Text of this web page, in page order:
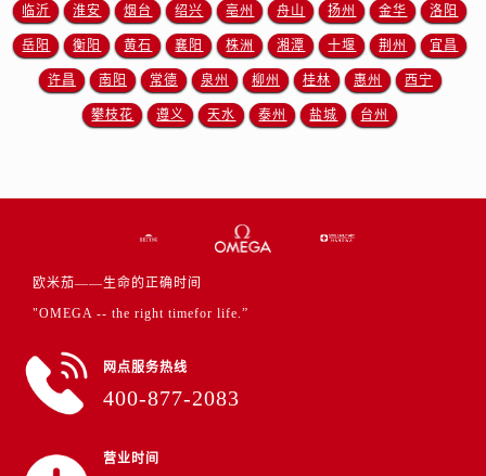
江西省抚州市临川区赣东大道欧米茄售后服务中心（需提前预约）
江西省赣州市章贡区文清路欧米茄售后服务中心（需提前预约）
江西省吉安市吉州区井冈山大道欧米茄售后服务中心（需提前预约）
临沂 淮安 烟台 绍兴 亳州 舟山 扬州 金华 洛阳
岳阳 衡阳 黄石 襄阳 株洲 湘潭 十堰 荆州 宜昌
许昌 南阳 常德 泉州 柳州 桂林 惠州 西宁
攀枝花 遵义 天水 泰州 盐城 台州
欧米茄——生命的正确时间
"OMEGA -- the right timefor life.”
网点服务热线
400-877-2083
营业时间